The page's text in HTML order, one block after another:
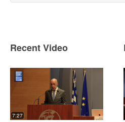
Recent Video
7:27